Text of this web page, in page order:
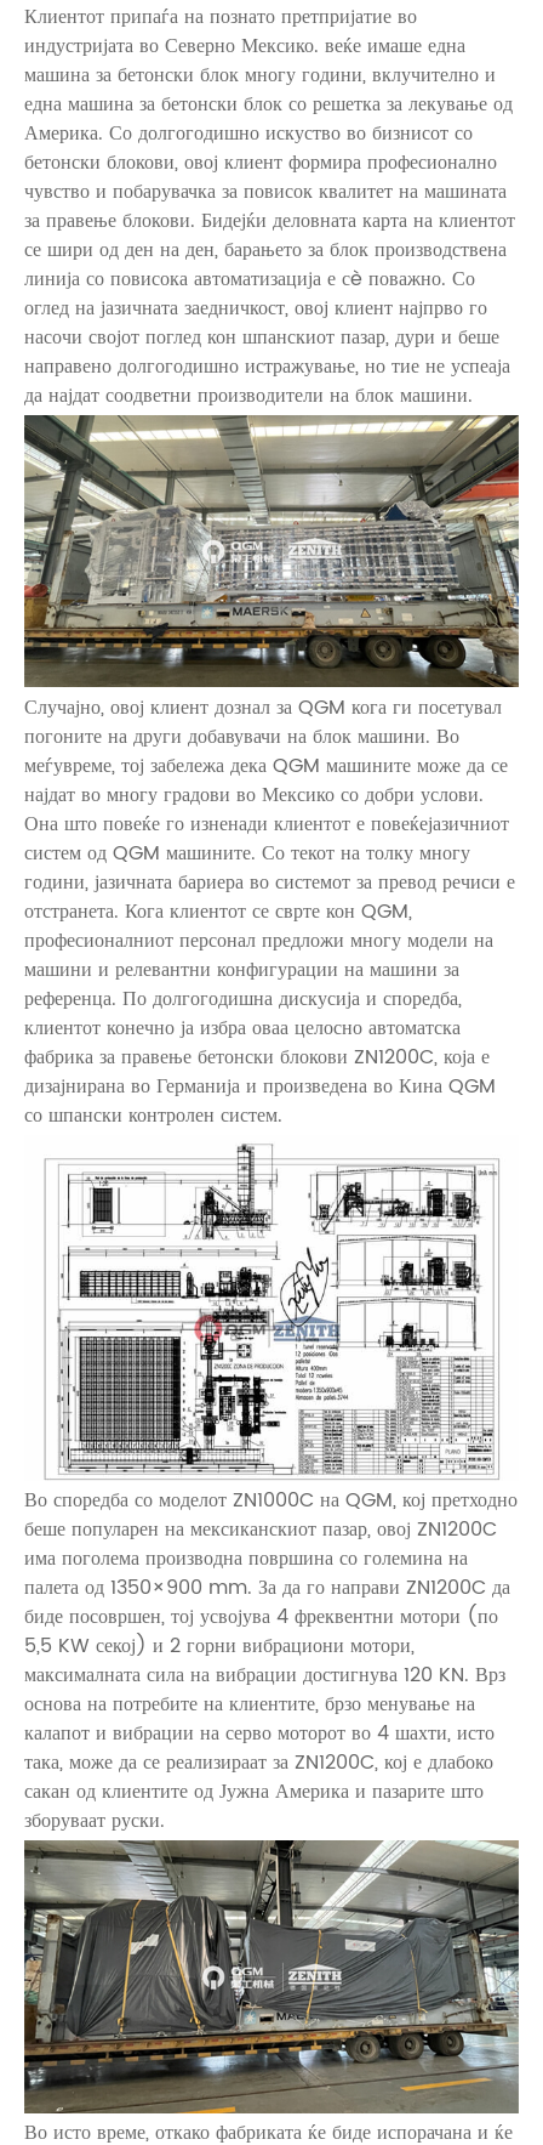
Клиентот припаѓа на познато претпријатие во
индустријата во Северно Мексико. веќе имаше една
машина за бетонски блок многу години, вклучително и
една машина за бетонски блок со решетка за лекување од
Америка. Со долгогодишно искуство во бизнисот со
бетонски блокови, овој клиент формира професионално
чувство и побарувачка за повисок квалитет на машината
за правење блокови. Бидејќи деловната карта на клиентот
се шири од ден на ден, барањето за блок производствена
линија со повисока автоматизација е сè поважно. Со
оглед на јазичната заедничкост, овој клиент најпрво го
насочи својот поглед кон шпанскиот пазар, дури и беше
направено долгогодишно истражување, но тие не успеаја
да најдат соодветни производители на блок машини.
Случајно, овој клиент дознал за QGM кога ги посетувал
погоните на други добавувачи на блок машини. Во
меѓувреме, тој забележа дека QGM машините може да се
најдат во многу градови во Мексико со добри услови.
Она што повеќе го изненади клиентот е повеќејазичниот
систем од QGM машините. Со текот на толку многу
години, јазичната бариера во системот за превод речиси е
отстранета. Кога клиентот се сврте кон QGM,
професионалниот персонал предложи многу модели на
машини и релевантни конфигурации на машини за
референца. По долгогодишна дискусија и споредба,
клиентот конечно ја избра оваа целосно автоматска
фабрика за правење бетонски блокови ZN1200C, која е
дизајнирана во Германија и произведена во Кина QGM
со шпански контролен систем.
Во споредба со моделот ZN1000C на QGM, кој претходно
беше популарен на мексиканскиот пазар, овој ZN1200C
има поголема производна површина со големина на
палета од 1350×900 mm. За да го направи ZN1200C да
биде посовршен, тој усвојува 4 фреквентни мотори (по
5,5 KW секој) и 2 горни вибрациони мотори,
максималната сила на вибрации достигнува 120 KN. Врз
основа на потребите на клиентите, брзо менување на
калапот и вибрации на серво моторот во 4 шахти, исто
така, може да се реализираат за ZN1200C, кој е длабоко
сакан од клиентите од Јужна Америка и пазарите што
зборуваат руски.
Во исто време, откако фабриката ќе биде испорачана и ќе